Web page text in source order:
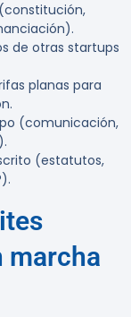
de otras startups
planas para
(comunicación,
(estatutos,
marcha